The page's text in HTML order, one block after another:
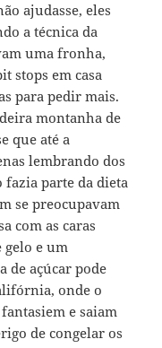
ajudasse, eles
a técnica da
uma fronha,
stops em casa
para pedir mais.
montanha de
que até a
lembrando dos
fazia parte da dieta
se preocupavam
com as caras
gelo e um
de açúcar pode
onde o
e saiam
de congelar os